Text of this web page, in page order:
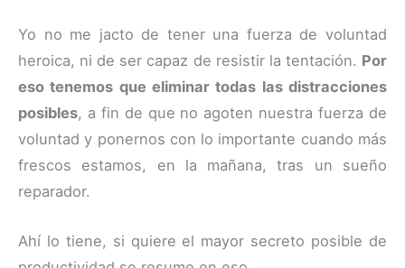
Yo no me jacto de tener una fuerza de voluntad
heroica, ni de ser capaz de resistir la tentación. Por
eso tenemos que eliminar todas las distracciones
posibles, a fin de que no agoten nuestra fuerza de
voluntad y ponernos con lo importante cuando más
frescos estamos, en la mañana, tras un sueño
reparador.
Ahí lo tiene, si quiere el mayor secreto posible de